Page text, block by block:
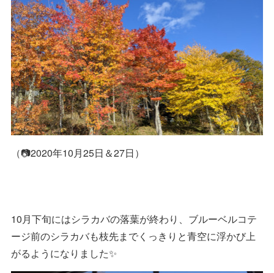
（📷2020年10月25日＆27日）
10月下旬にはシラカバの落葉が終わり、ブルーベルコテ
ージ前のシラカバも枝先までくっきりと青空に浮かび上
がるようになりました✨